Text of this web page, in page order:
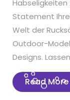
Statement
Welt der
Outdoor-
Designs.
Read More